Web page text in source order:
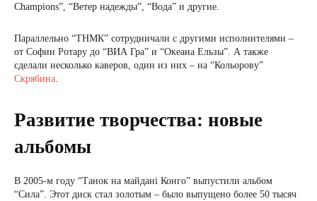
Champions”, “Ветер надежды”, “Вода” и другие.
Параллельно “ТНМК” сотрудничали с другими исполнителями –
от Софии Ротару до “ВИА Гра” и “Океана Ельзы”. А также
сделали несколько каверов, один из них – на “Кольорову”
Скрябина
Развитие творчества: новые
альбомы
В 2005-м году “Танок на майданi Конго” выпустили альбом
“Сила”. Этот диск стал золотым – было выпущено более 50 тысяч